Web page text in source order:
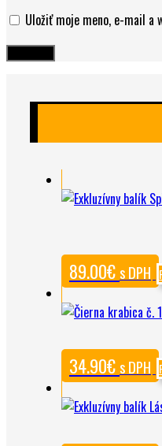
Uložiť moje meno, e-mail a
89.00€s DPH
34.90€s DPH